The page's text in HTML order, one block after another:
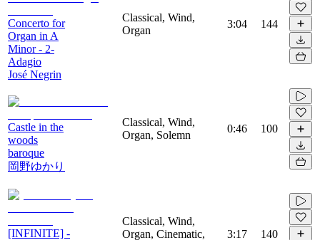
Concerto for
Organ in A
Minor - 2-
Adagio
José Negrin
Classical, Wind,
Organ
3:04 144
Castle in the
woods
baroque
岡野ゆかり
Classical, Wind,
Organ, Solemn
0:46 100
[INFINITE] -
Classical, Wind,
Organ, Cinematic,
3:17 140